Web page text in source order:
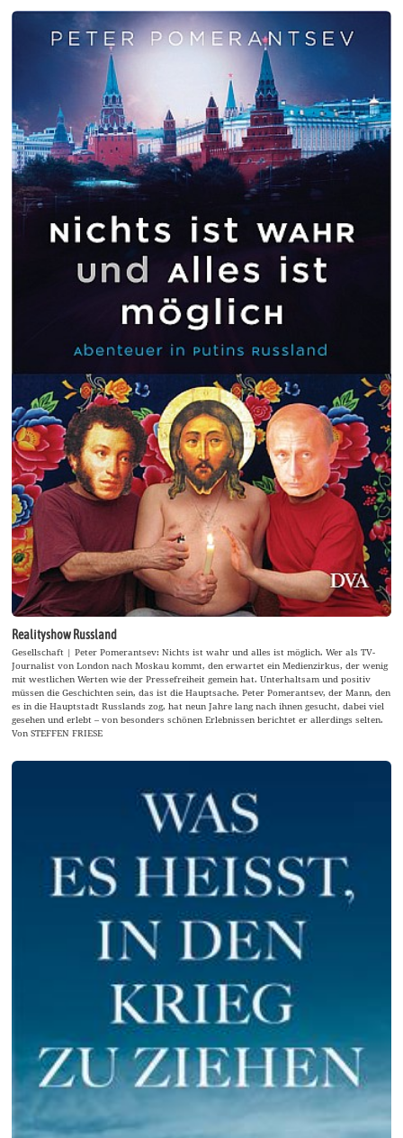
Realityshow Russland
Gesellschaft | Peter Pomerantsev: Nichts ist wahr und alles ist möglich. Wer als TV-
Journalist von London nach Moskau kommt, den erwartet ein Medienzirkus, der wenig
mit westlichen Werten wie der Pressefreiheit gemein hat. Unterhaltsam und positiv
müssen die Geschichten sein, das ist die Hauptsache. Peter Pomerantsev, der Mann, den
es in die Hauptstadt Russlands zog, hat neun Jahre lang nach ihnen gesucht, dabei viel
gesehen und erlebt – von besonders schönen Erlebnissen berichtet er allerdings selten.
Von STEFFEN FRIESE